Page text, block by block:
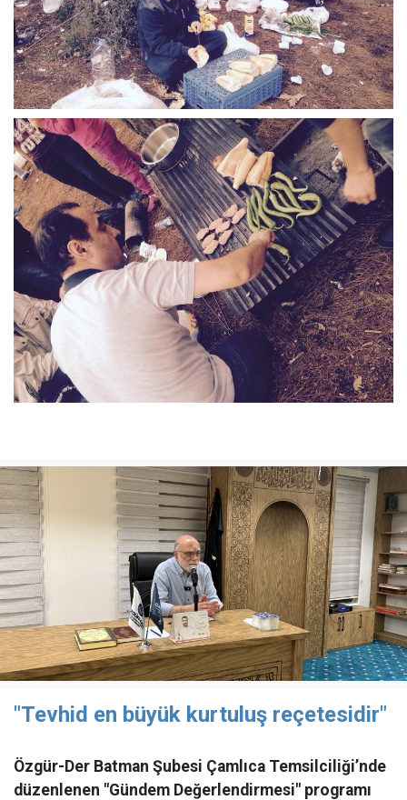
"Tevhid en büyük kurtuluş reçetesidir"
Özgür-Der Batman Şubesi Çamlıca Temsilciliği’nde
düzenlenen "Gündem Değerlendirmesi" programı